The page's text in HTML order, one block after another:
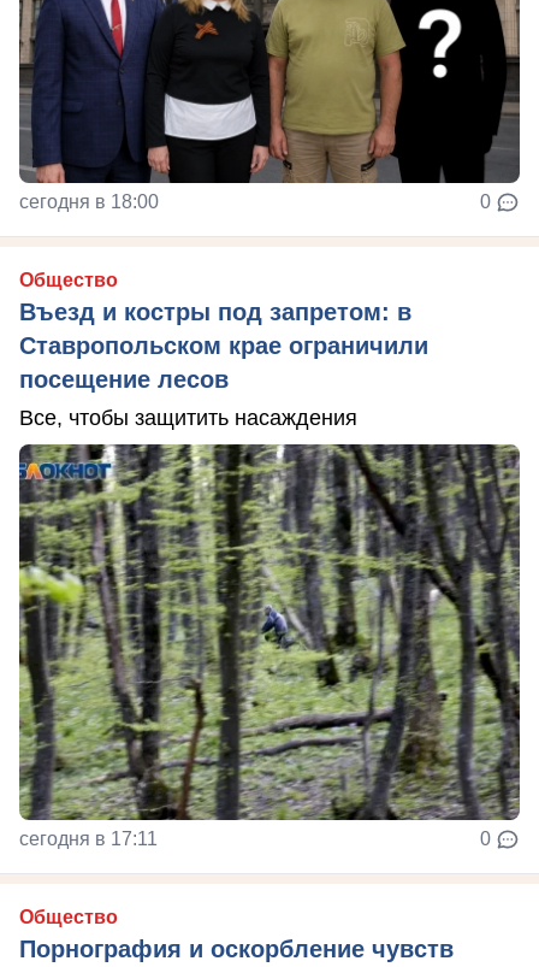
сегодня в 18:00 0
Общество
Въезд и костры под запретом: в
Ставропольском крае ограничили
посещение лесов
Все, чтобы защитить насаждения
сегодня в 17:11 0
Общество
Порнография и оскорбление чувств